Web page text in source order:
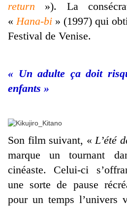
return »). La
«Hana-bi » (1997) qui
Festival de Venise.
« Un adulte ça doit
enfants »
Son film suivant, « L’été
marque un tournant
cinéaste. Celui-ci
une sorte de pause
pour un temps l’univers